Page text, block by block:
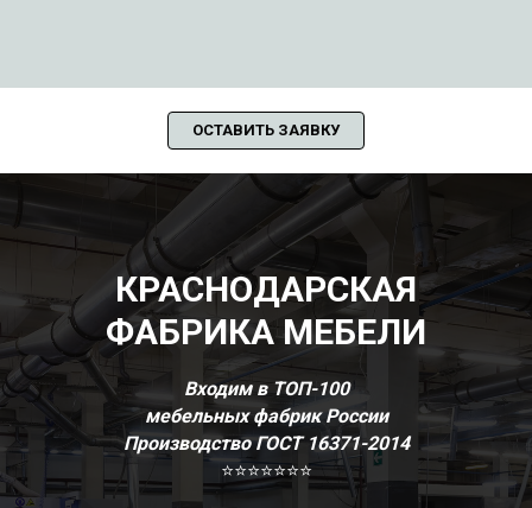
ОСТАВИТЬ ЗАЯВКУ
КРАСНОДАРСКАЯ
ФАБРИКА МЕБЕЛИ
Входим в ТОП-100
мебельных фабрик России
Производство ГОСТ 16371-2014
⭐⭐⭐⭐⭐⭐⭐